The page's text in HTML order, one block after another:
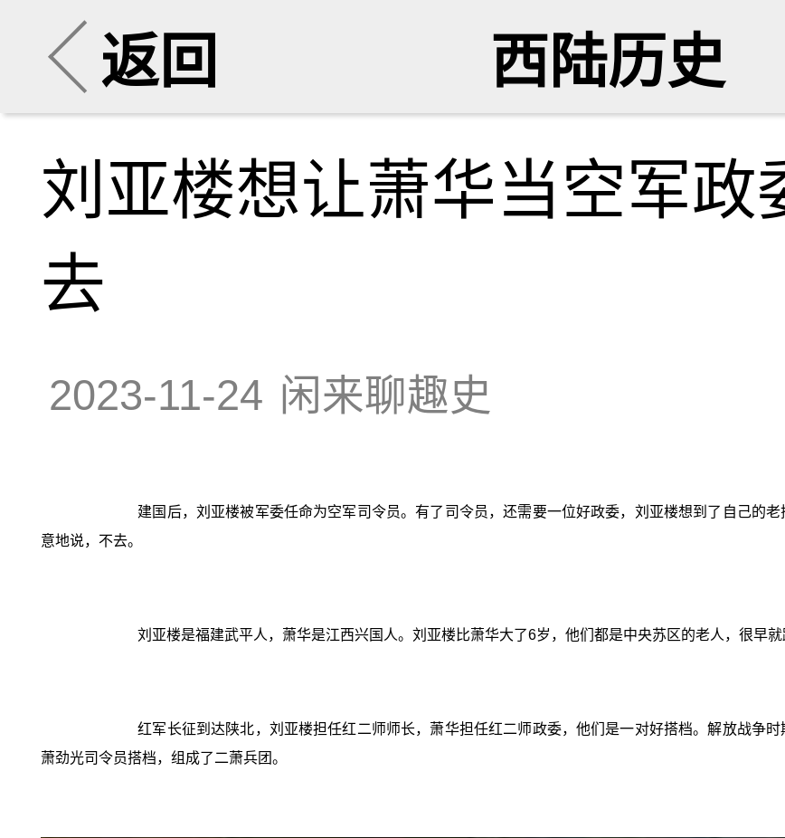
返回 西陆历史
刘亚楼想让萧华当空军政
去
2023-11-24 闲来聊趣史
建国后，刘亚楼被军委任命为空军司令员。有了司令员，还需要一位好政委，刘亚楼想到了自己的
意地说，不去。
刘亚楼是福建武平人，萧华是江西兴国人。刘亚楼比萧华大了6岁，他们都是中央苏区的老人，很早
红军长征到达陕北，刘亚楼担任红二师师长，萧华担任红二师政委，他们是一对好搭档。解放战争
萧劲光司令员搭档，组成了二萧兵团。